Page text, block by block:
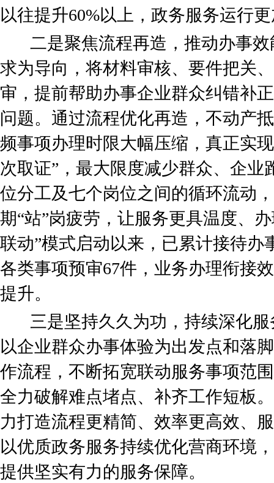
以往提升60%以上，政务服务运行
二是聚焦流程再造，推动办事效
求为导向，将材料审核、要件把关
审，提前帮助办事企业群众纠错补
问题。通过流程优化再造，不动产
频事项办理时限大幅压缩，真正实
次取证”，最大限度减少群众、企业
位分工及七个岗位之间的循环流动
期“站”岗疲劳，让服务更具温度、
联动”模式启动以来，已累计接待办
各类事项预审67件，业务办理衔接
提升。
三是坚持久久为功，持续深化服
以企业群众办事体验为出发点和落
作流程，不断拓宽联动服务事项范
全力破解难点堵点、补齐工作短板
力打造流程更精简、效率更高效、
以优质政务服务持续优化营商环境
提供坚实有力的服务保障。